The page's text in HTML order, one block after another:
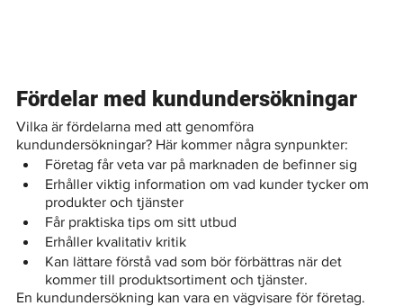
Fördelar med kundundersökningar
Vilka är fördelarna med att genomföra
kundundersökningar? Här kommer några synpunkter:
Företag får veta var på marknaden de befinner sig
Erhåller viktig information om vad kunder tycker om
produkter och tjänster
Får praktiska tips om sitt utbud
Erhåller kvalitativ kritik
Kan lättare förstå vad som bör förbättras när det
kommer till produktsortiment och tjänster.
En kundundersökning kan vara en vägvisare för företag.